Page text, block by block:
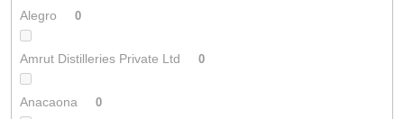
Alegro 0
Amrut Distilleries Private Ltd 0
Anacaona 0